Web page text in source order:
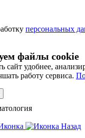
персональных
файлы cookie
сайт удобнее,
работу сервиса.
Назад